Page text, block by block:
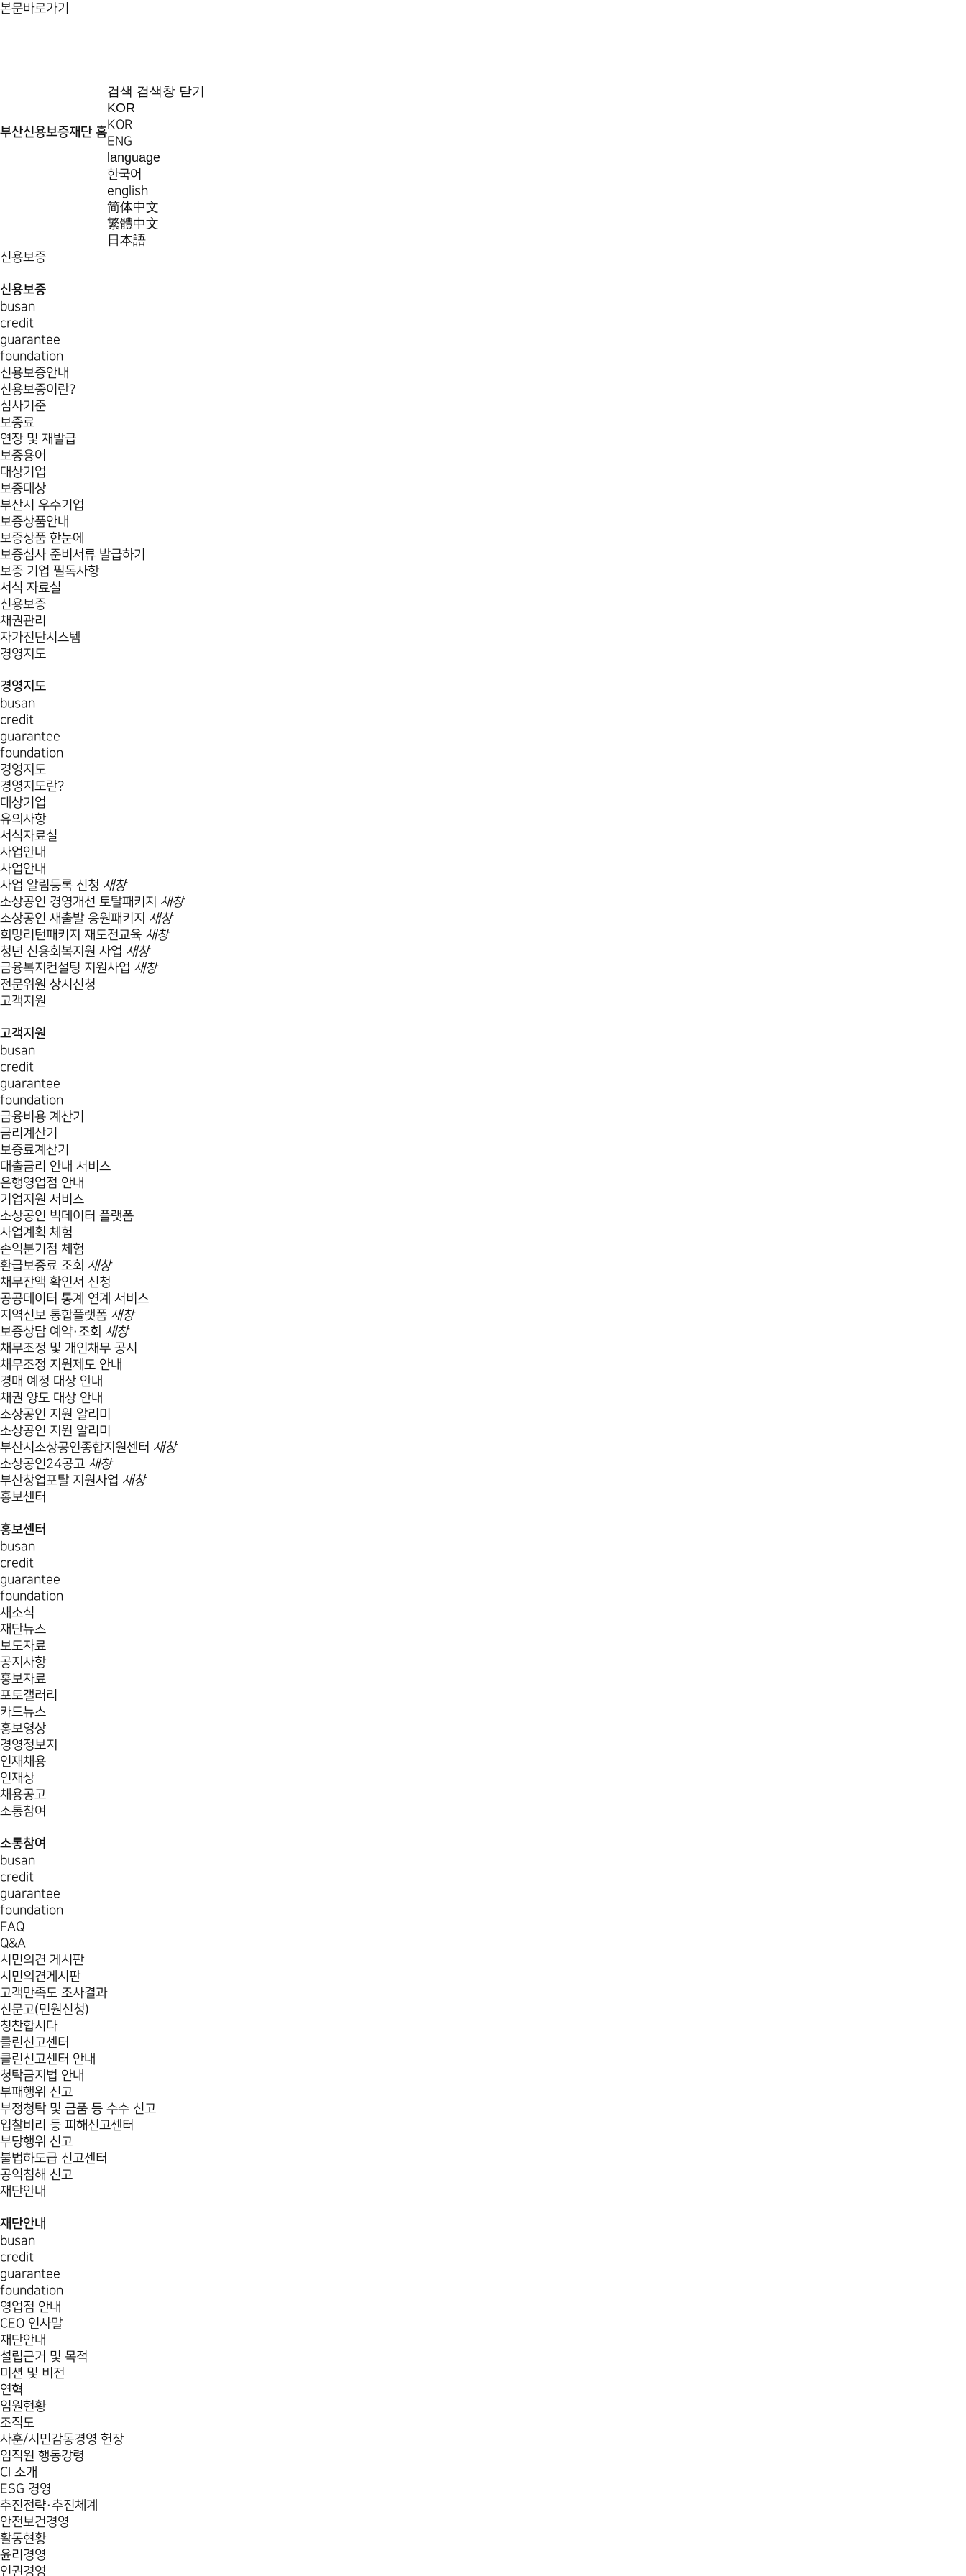
본문바로가기
부산신용보증재단 홈
검색 검색창 닫기
KOR
KOR
ENG
language
한국어
english
简体中文
繁體中文
日本語
신용보증
신용보증
busan
credit
guarantee
foundation
신용보증안내
신용보증이란?
심사기준
보증료
연장 및 재발급
보증용어
대상기업
보증대상
부산시 우수기업
보증상품안내
보증상품 한눈에
보증심사 준비서류 발급하기
보증 기업 필독사항
서식 자료실
신용보증
채권관리
자가진단시스템
경영지도
경영지도
busan
credit
guarantee
foundation
경영지도
경영지도란?
대상기업
유의사항
서식자료실
사업안내
사업안내
사업 알림등록 신청 새창
소상공인 경영개선 토탈패키지 새창
소상공인 새출발 응원패키지 새창
희망리턴패키지 재도전교육 새창
청년 신용회복지원 사업 새창
금융복지컨설팅 지원사업 새창
전문위원 상시신청
고객지원
고객지원
busan
credit
guarantee
foundation
금융비용 계산기
금리계산기
보증료계산기
대출금리 안내 서비스
은행영업점 안내
기업지원 서비스
소상공인 빅데이터 플랫폼
사업계획 체험
손익분기점 체험
환급보증료 조회 새창
채무잔액 확인서 신청
공공데이터 통계 연계 서비스
지역신보 통합플랫폼 새창
보증상담 예약·조회 새창
채무조정 및 개인채무 공시
채무조정 지원제도 안내
경매 예정 대상 안내
채권 양도 대상 안내
소상공인 지원 알리미
소상공인 지원 알리미
부산시소상공인종합지원센터 새창
소상공인24공고 새창
부산창업포탈 지원사업 새창
홍보센터
홍보센터
busan
credit
guarantee
foundation
새소식
재단뉴스
보도자료
공지사항
홍보자료
포토갤러리
카드뉴스
홍보영상
경영정보지
인재채용
인재상
채용공고
소통참여
소통참여
busan
credit
guarantee
foundation
FAQ
Q&A
시민의견 게시판
시민의견게시판
고객만족도 조사결과
신문고(민원신청)
칭찬합시다
클린신고센터
클린신고센터 안내
청탁금지법 안내
부패행위 신고
부정청탁 및 금품 등 수수 신고
입찰비리 등 피해신고센터
부당행위 신고
불법하도급 신고센터
공익침해 신고
재단안내
재단안내
busan
credit
guarantee
foundation
영업점 안내
CEO 인사말
재단안내
설립근거 및 목적
미션 및 비전
연혁
임원현황
조직도
사훈/시민감동경영 헌장
임직원 행동강령
CI 소개
ESG 경영
추진전략·추진체계
안전보건경영
활동현황
윤리경영
인권경영